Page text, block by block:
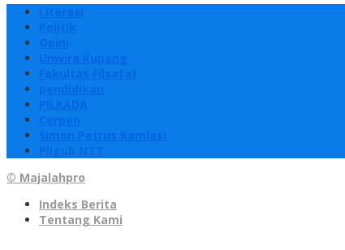
© Majalahpro
Indeks Berita
Tentang Kami